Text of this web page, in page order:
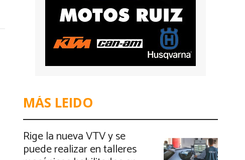
MÁS LEIDO
Rige la nueva VTV y se
puede realizar en talleres